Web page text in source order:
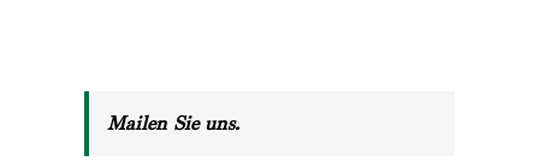
Mailen Sie uns.